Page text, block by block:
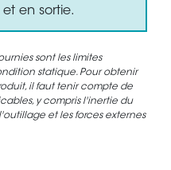
et en sortie.
sont les limites
statique. Pour obtenir
il faut tenir compte de
y compris l'inertie du
et les forces externes